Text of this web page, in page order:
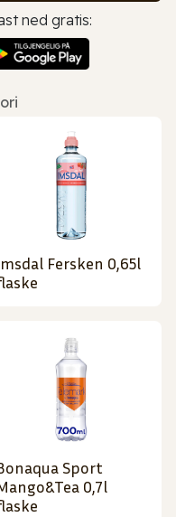
ned gratis:
Fersken 0,65l
Sport
0,7l